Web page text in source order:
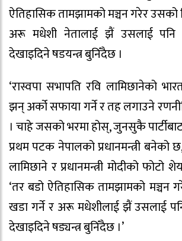
ऐतिहासिक तामझामको मञ्चन गरेर उसको
अरू मधेशी नेतालाई झैं उसलाई पनि
देखाइदिने षडयन्त्र बुनिँदैछ ।
‘रास्वपा सभापति रवि लामिछानेको
झन् अर्को सफाया गर्ने र तह लगाउने
। चाहे जसको भरमा होस्, जुनसुकै
प्रथम पटक नेपालको प्रधानमन्त्री बनेको
लामिछाने र प्रधानमन्त्री मोदीको फोटो
‘तर बडो ऐतिहासिक तामझामको मञ्चन
खडा गर्ने र अरू मधेशीलाई झैं उसलाई
देखाइदिने षड्यन्त्र बुनिँदैछ ।’